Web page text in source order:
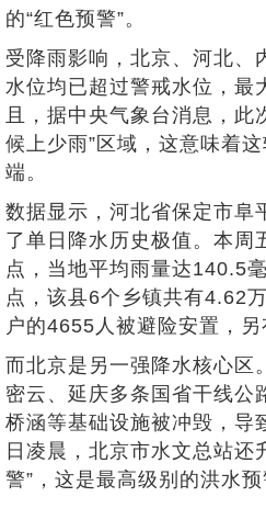
的“红色预警”。
受降雨影响，北京、河北、
水位均已超过警戒水位，最
且，据中央气象台消息，此
候上少雨”区域，这意味着
端。
数据显示，河北省保定市阜
了单日降水历史极值。本周
点，当地平均雨量达140.5
点，该县6个乡镇共有4.62
户的4655人被避险安置，另
而北京是另一强降水核心区
密云、延庆多条国省干线公
桥涵等基础设施被冲毁，导
日凌晨，北京市水文总站还
警”，这是最高级别的洪水预